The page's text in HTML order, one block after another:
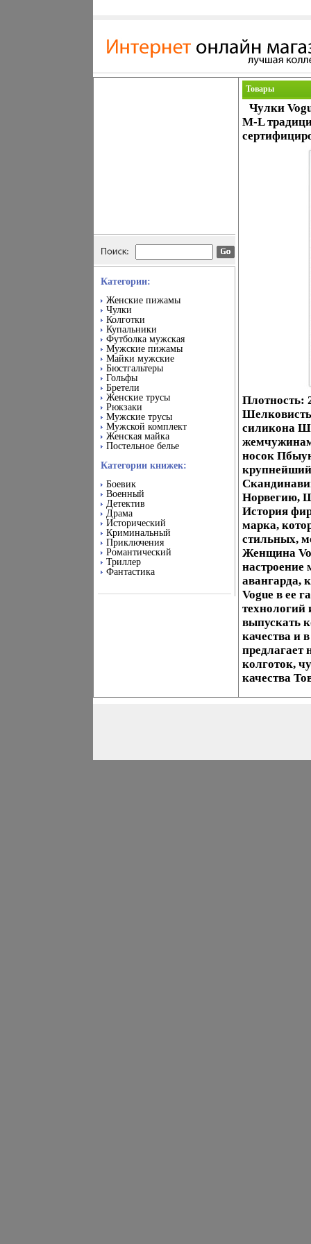
Категории:
Женские пижамы
Чулки
Колготки
Купальники
Футболка мужская
Мужские пижамы
Майки мужские
Бюстгальтеры
Гольфы
Бретели
Женские трусы
Рюкзаки
Мужские трусы
Мужской комплект
Женская майка
Постельное белье
Категории книжек:
Боевик
Военный
Детектив
Драма
Исторический
Криминальный
Приключения
Романтический
Триллер
Фантастика
Товары
Чулки
M-L
Плотность:
силикона
носок
крупнейший
Норвегию,
История
марка,
стильных,
Женщина
настроение
авангарда,
Vogue в ее
технологий
выпускать
качества и
колготок,
качества